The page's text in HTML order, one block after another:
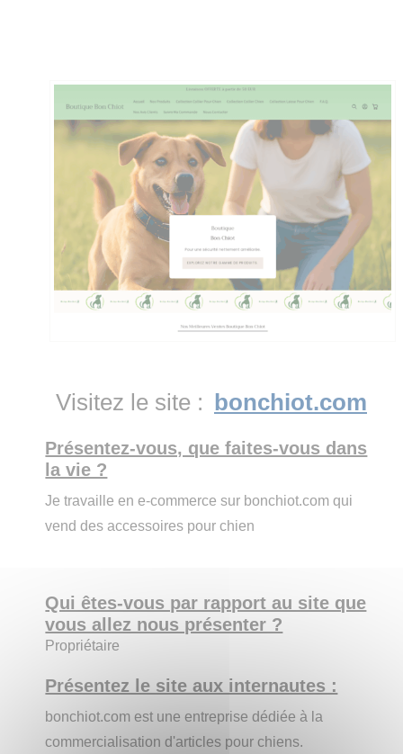
Visitez le site : bonchiot.com
Présentez-vous, que faites-vous dans
la vie ?
Je travaille en e-commerce sur bonchiot.com qui
vend des accessoires pour chien
Qui êtes-vous par rapport au site que
vous allez nous présenter ?
Propriétaire
Présentez le site aux internautes :
bonchiot.com est une entreprise dédiée à la
commercialisation d'articles pour chiens.